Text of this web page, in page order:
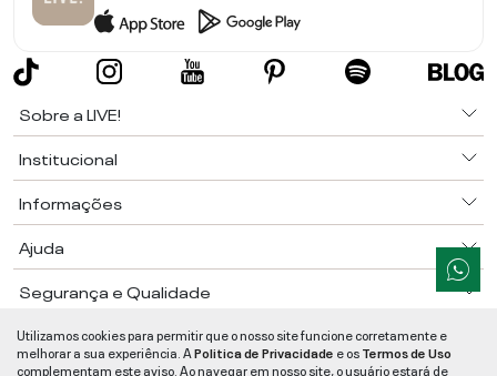
Sobre a LIVE!
Institucional
Informações
Ajuda
Segurança e Qualidade
DA COSTA, 1600 - BAIRRO VIEIRA - CEP 89257-207-JARAGUÁ DO SUL/SC
CNPJ:05.108.435/0001-78-MAPA DO SITE
Utilizamos cookies para permitir que o nosso site funcione corretamente e
melhorar a sua experiência. APolitica de Privacidade e osTermos de Uso
complementam este aviso. Ao navegar em nosso site, o usuário estará de